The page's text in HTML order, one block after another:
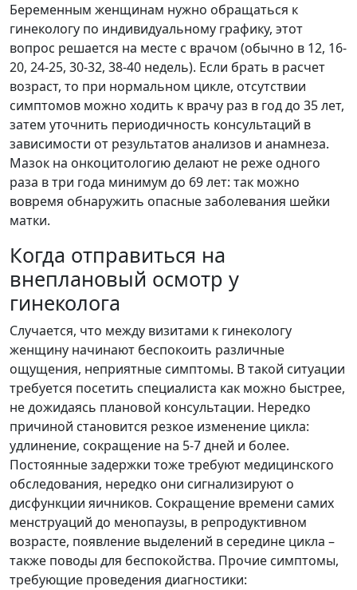
Беременным женщинам нужно обращаться к
гинекологу по индивидуальному графику, этот
вопрос решается на месте с врачом (обычно в 12, 16-
20, 24-25, 30-32, 38-40 недель). Если брать в расчет
возраст, то при нормальном цикле, отсутствии
симптомов можно ходить к врачу раз в год до 35 лет,
затем уточнить периодичность консультаций в
зависимости от результатов анализов и анамнеза.
Мазок на онкоцитологию делают не реже одного
раза в три года минимум до 69 лет: так можно
вовремя обнаружить опасные заболевания шейки
матки.
Когда отправиться на
внеплановый осмотр у
гинеколога
Случается, что между визитами к гинекологу
женщину начинают беспокоить различные
ощущения, неприятные симптомы. В такой ситуации
требуется посетить специалиста как можно быстрее,
не дожидаясь плановой консультации. Нередко
причиной становится резкое изменение цикла:
удлинение, сокращение на 5-7 дней и более.
Постоянные задержки тоже требуют медицинского
обследования, нередко они сигнализируют о
дисфункции яичников. Сокращение времени самих
менструаций до менопаузы, в репродуктивном
возрасте, появление выделений в середине цикла –
также поводы для беспокойства. Прочие симптомы,
требующие проведения диагностики: